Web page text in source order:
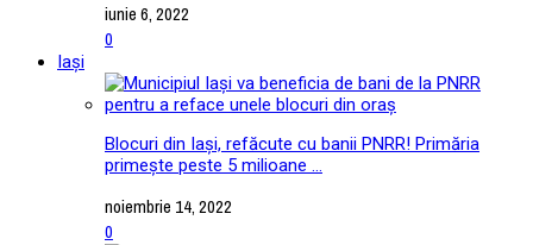
iunie 6, 2022
0
Iași
Blocuri din Iași, refăcute cu banii PNRR! Primăria
primește peste 5 milioane ...
noiembrie 14, 2022
0